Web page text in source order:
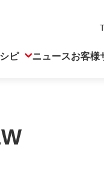
ピ ニュースお客様